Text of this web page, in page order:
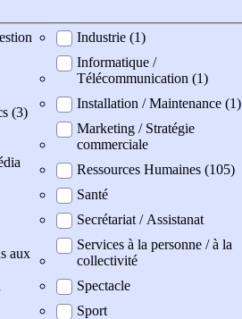
(3)
aux
Industrie (1)
Informatique /
Télécommunication (1)
Installation / Maintenance (1)
Marketing / Stratégie
commerciale
Ressources Humaines (105)
Santé
Secrétariat / Assistanat
Services à la personne / à la
collectivité
Spectacle
Sport